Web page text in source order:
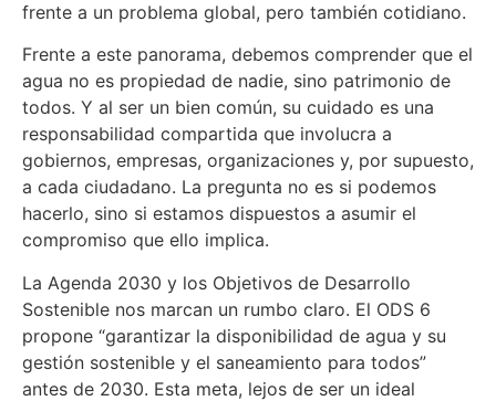
frente a un problema global, pero también cotidiano.
Frente a este panorama, debemos comprender que el
agua no es propiedad de nadie, sino patrimonio de
todos. Y al ser un bien común, su cuidado es una
responsabilidad compartida que involucra a
gobiernos, empresas, organizaciones y, por supuesto,
a cada ciudadano. La pregunta no es si podemos
hacerlo, sino si estamos dispuestos a asumir el
compromiso que ello implica.
La Agenda 2030 y los Objetivos de Desarrollo
Sostenible nos marcan un rumbo claro. El ODS 6
propone “garantizar la disponibilidad de agua y su
gestión sostenible y el saneamiento para todos”
antes de 2030. Esta meta, lejos de ser un ideal